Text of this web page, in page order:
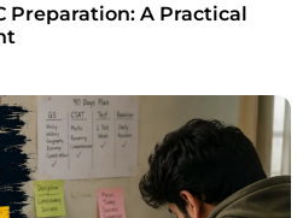
Preparation: A Practical